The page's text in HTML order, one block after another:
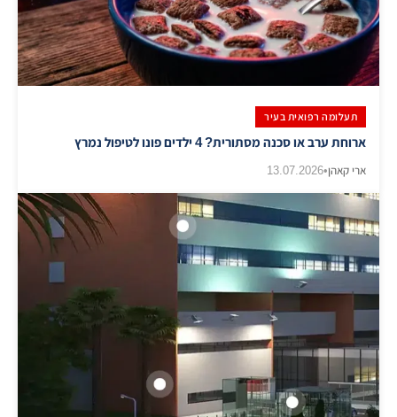
תעלומה רפואית בעיר
ארוחת ערב או סכנה מסתורית? 4 ילדים פונו לטיפול נמרץ
ארי קאהן•
13.07.2026